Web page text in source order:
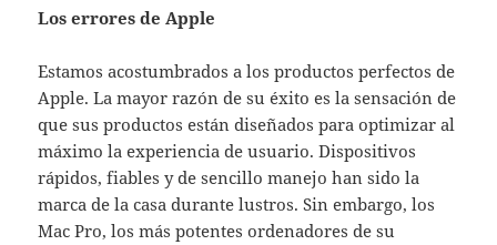
Los errores de Apple
Estamos acostumbrados a los productos perfectos de
Apple. La mayor razón de su éxito es la sensación de
que sus productos están diseñados para optimizar al
máximo la experiencia de usuario. Dispositivos
rápidos, fiables y de sencillo manejo han sido la
marca de la casa durante lustros. Sin embargo, los
Mac Pro, los más potentes ordenadores de su